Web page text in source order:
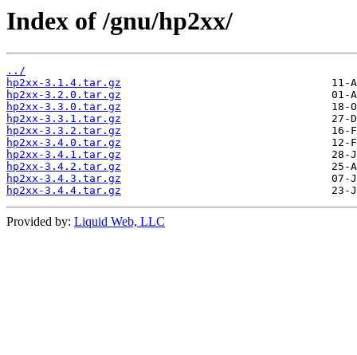
Index of /gnu/hp2xx/
../
hp2xx-3.1.4.tar.gz
hp2xx-3.2.0.tar.gz
hp2xx-3.3.0.tar.gz
hp2xx-3.3.1.tar.gz
hp2xx-3.3.2.tar.gz
hp2xx-3.4.0.tar.gz
hp2xx-3.4.1.tar.gz
hp2xx-3.4.2.tar.gz
hp2xx-3.4.3.tar.gz
hp2xx-3.4.4.tar.gz
Provided by: Liquid Web, LLC